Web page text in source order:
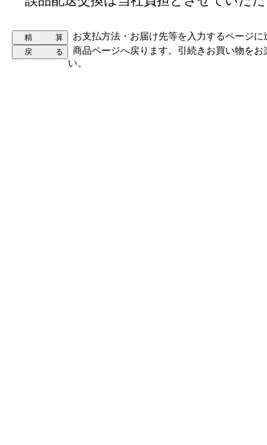
お支払方法・お届け先等を入力するページに
商品ページへ戻ります。引続きお買い物をお
い。